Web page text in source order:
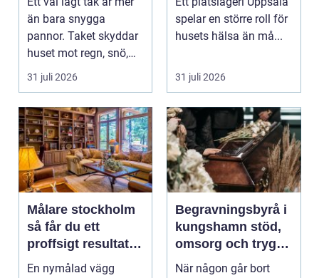
än bara snygga
pannor. Taket skyddar
huset mot regn, snö,
blåst och stark vå...
31 juli 2026
spelar en större roll för
husets hälsa än må...
31 juli 2026
Målare stockholm
så får du ett
proffsigt resultat
hemma
En nymålad vägg
Begravningsbyrå i
kungshamn stöd,
omsorg och trygg
vägledning
När någon går bort